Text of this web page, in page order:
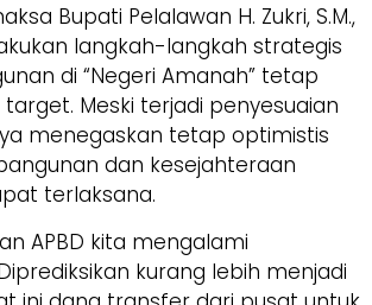
Bupati Pelalawan H. Zukri, S.M.,
langkah-langkah strategis
di “Negeri Amanah” tetap
Meski terjadi penyesuaian
menegaskan tetap optimistis
dan kesejahteraan
terlaksana.
APBD kita mengalami
kurang lebih menjadi